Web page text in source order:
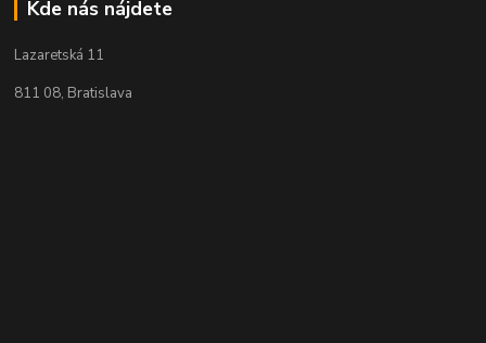
Kde nás nájdete
Lazaretská 11
811 08, Bratislava